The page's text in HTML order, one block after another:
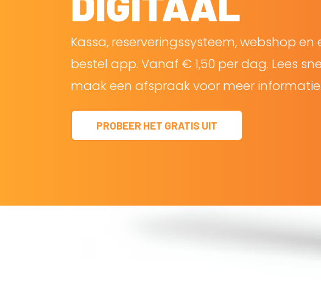
Kassa, reserveringssysteem, webshop en
bestel app. Vanaf € 1,50 per dag. Lees
maak een afspraak voor meer informatie.
PROBEER HET GRATIS UIT